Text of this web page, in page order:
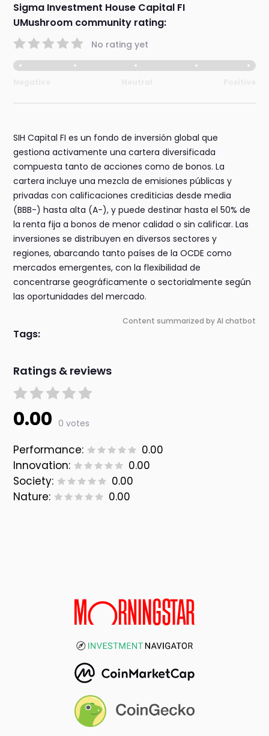
Sigma Investment House Capital FI
UMushroom community rating:
No rating yet
SIH Capital FI es un fondo de inversión global que
gestiona activamente una cartera diversificada
compuesta tanto de acciones como de bonos. La
cartera incluye una mezcla de emisiones públicas y
privadas con calificaciones crediticias desde media
(BBB-) hasta alta (A-), y puede destinar hasta el 50% de
la renta fija a bonos de menor calidad o sin calificar. Las
inversiones se distribuyen en diversos sectores y
regiones, abarcando tanto países de la OCDE como
mercados emergentes, con la flexibilidad de
concentrarse geográficamente o sectorialmente según
las oportunidades del mercado.
Content summarized by AI chatbot
Tags:
Ratings & reviews
0.00 0 votes
Performance:
0.00
Innovation:
0.00
Society:
0.00
Nature:
0.00